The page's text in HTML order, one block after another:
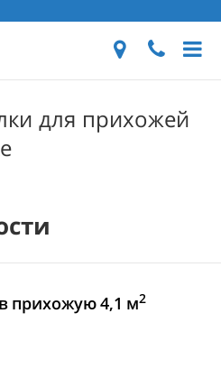
для прихожей
прихожую 4,1 м2